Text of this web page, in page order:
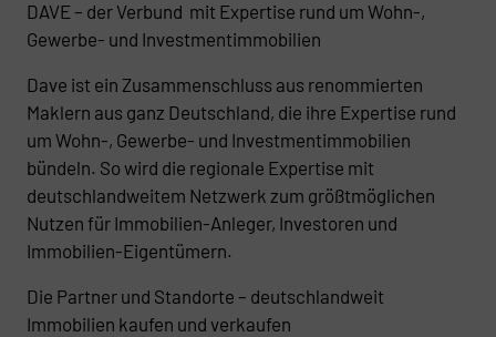
DAVE – der Verbund mit Expertise rund um Wohn-,
Gewerbe- und Investmentimmobilien
Dave ist ein Zusammenschluss aus renommierten
Maklern aus ganz Deutschland, die ihre Expertise rund
um Wohn-, Gewerbe- und Investmentimmobilien
bündeln. So wird die regionale Expertise mit
deutschlandweitem Netzwerk zum größtmöglichen
Nutzen für Immobilien-Anleger, Investoren und
Immobilien-Eigentümern.
Die Partner und Standorte – deutschlandweit
Immobilien kaufen und verkaufen